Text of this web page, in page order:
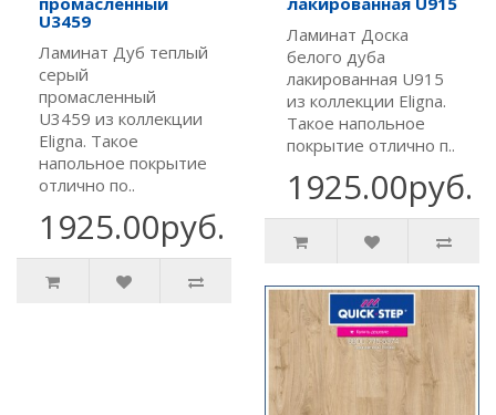
U3459
Ламинат Дуб теплый
серый
промасленный
U3459 из коллекции
Eligna. Такое
напольное покрытие
отлично по..
1925.00руб.
Ламинат Доска
белого дуба
лакированная U915
из коллекции Eligna.
Такое напольное
покрытие отлично п..
1925.00руб.